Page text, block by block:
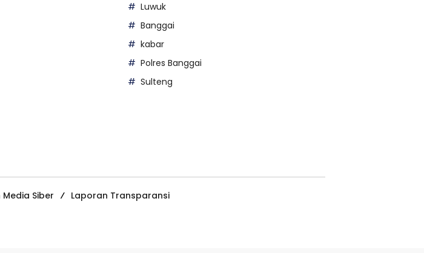
Luwuk
Banggai
kabar
Polres Banggai
Sulteng
Siber
Laporan Transparansi